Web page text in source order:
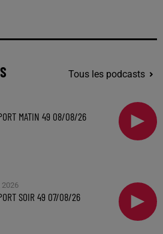
Tous les podcasts
MATIN 49 08/08/26
2026
SOIR 49 07/08/26